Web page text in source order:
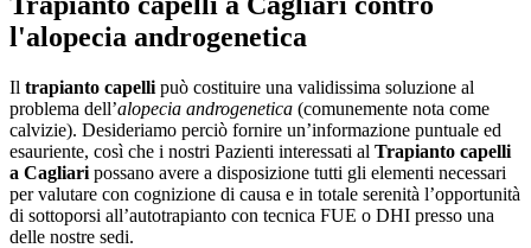
l'alopecia androgenetica
Il trapianto capelli può costituire una validissima soluzione al
problema dell’alopecia androgenetica (comunemente nota come
calvizie). Desideriamo perciò fornire un’informazione puntuale ed
esauriente, così che i nostri Pazienti interessati al Trapianto capelli
a Cagliari possano avere a disposizione tutti gli elementi necessari
per valutare con cognizione di causa e in totale serenità l’opportunità
di sottoporsi all’autotrapianto con tecnica FUE o DHI presso una
delle nostre sedi.